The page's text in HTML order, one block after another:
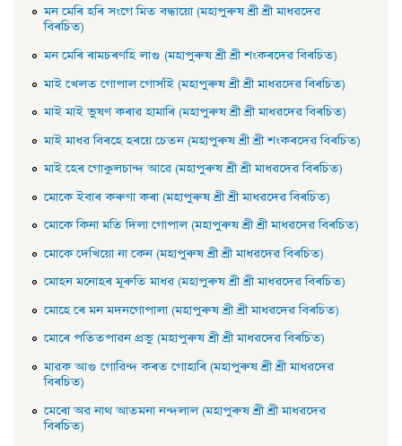
মন মেৰি হৰি সংগে মিত বন্ধায়াে (মহাপুৰুষ শ্ৰী শ্ৰী মাধৱদেৱ
বিৰচিত)
মন মেৰি ৰামচৰণহি লাগু (মহাপুৰুষ শ্ৰী শ্ৰী শংকৰদেৱ বিৰচিত)
মাই খেলত গােপাল গােসাঁই (মহাপুৰুষ শ্ৰী শ্ৰী মাধৱদেৱ বিৰচিত)
মাই মাই ভুষণ কৰাৱ হামাৰি (মহাপুৰুষ শ্ৰী শ্ৰী মাধৱদেৱ বিৰচিত)
মাই মাধৱ বিৰহে হৰয়ে চেতন (মহাপুৰুষ শ্ৰী শ্ৰী শংকৰদেৱ বিৰচিত)
মাই হেৰ গােকুলচান্দ আৱে (মহাপুৰুষ শ্ৰী শ্ৰী মাধৱদেৱ বিৰচিত)
মােকে ইবাৰ কৰুণা কৰা (মহাপুৰুষ শ্ৰী শ্ৰী মাধৱদেৱ বিৰচিত)
মােকে কিনা মতি দিলা গােপাল (মহাপুৰুষ শ্ৰী শ্ৰী মাধৱদেৱ বিৰচিত)
মােকে দেখিয়াে না কেন (মহাপুৰুষ শ্ৰী শ্ৰী মাধৱদেৱ বিৰচিত)
মােহন মনােহৰ মূৰুতি মাধৱ (মহাপুৰুষ শ্ৰী শ্ৰী মাধৱদেৱ বিৰচিত)
মােহে ৰে মন মদনগােপালা (মহাপুৰুষ শ্ৰী শ্ৰী মাধৱদেৱ বিৰচিত)
মােৰে পতিতপাৱন প্রভু (মহাপুৰুষ শ্ৰী শ্ৰী মাধৱদেৱ বিৰচিত)
মাৱক আগু গােৱিন্দ কৰত গােহাৰি (মহাপুৰুষ শ্ৰী শ্ৰী মাধৱদেৱ
বিৰচিত)
মেৰাে অৱ নাথ আতমনা নন্দলাল (মহাপুৰুষ শ্ৰী শ্ৰী মাধৱদেৱ
বিৰচিত)